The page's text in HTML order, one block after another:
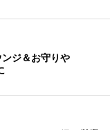
ジ＆お守りや